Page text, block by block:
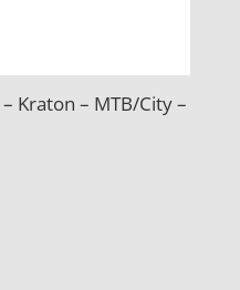
Kraton – MTB/City –